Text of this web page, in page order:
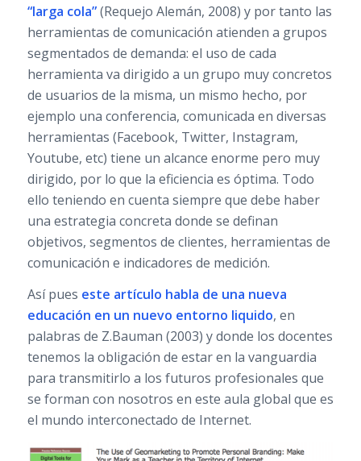
“larga cola”(Requejo Alemán, 2008) y por tanto las
herramientas de comunicación atienden a grupos
segmentados de demanda: el uso de cada
herramienta va dirigido a un grupo muy concretos
de usuarios de la misma, un mismo hecho, por
ejemplo una conferencia, comunicada en diversas
herramientas (Facebook, Twitter, Instagram,
Youtube, etc) tiene un alcance enorme pero muy
dirigido, por lo que la eficiencia es óptima. Todo
ello teniendo en cuenta siempre que debe haber
una estrategia concreta donde se definan
objetivos, segmentos de clientes, herramientas de
comunicación e indicadores de medición.
Así pues este artículo habla de una nueva
educación en un nuevo entorno liquido, en
palabras de Z.Bauman (2003) y donde los docentes
tenemos la obligación de estar en la vanguardia
para transmitirlo a los futuros profesionales que
se forman con nosotros en este aula global que es
el mundo interconectado de Internet.